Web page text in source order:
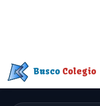
Busco Colegio